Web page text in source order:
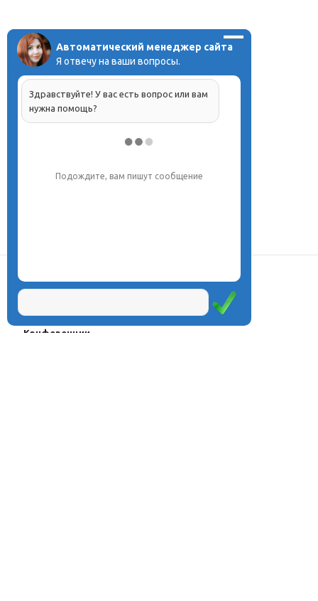
Проекты
Олимпиады
Конферeнции
Автоматический менеджер сайта
Я отвечу на ваши вопросы.
Здравствуйте! У вас есть вопрос или вам
нужна помощь?
Подождите, вам пишут сообщение